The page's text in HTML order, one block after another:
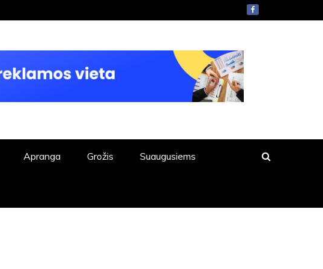
Apranga Grožis Suaugusiems